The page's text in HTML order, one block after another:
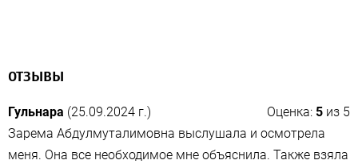
ОТЗЫВЫ
Гульнара (25.09.2024 г.) Оценка: 5 из 5
Зарема Абдулмуталимовна выслушала и осмотрела
меня. Она все необходимое мне объяснила. Также взяла